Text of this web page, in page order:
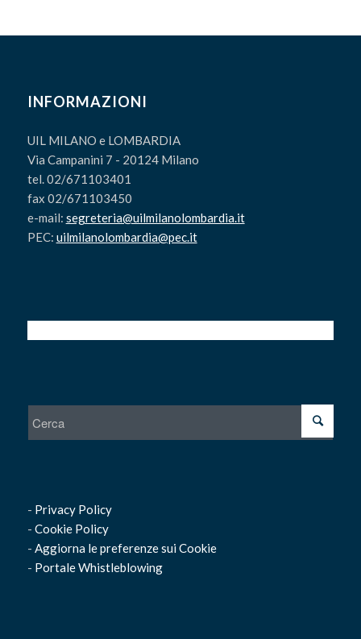
INFORMAZIONI
UIL MILANO e LOMBARDIA
Via Campanini 7 - 20124 Milano
tel. 02/671103401
fax 02/671103450
e-mail: segreteria@uilmilanolombardia.it
PEC: uilmilanolombardia@pec.it
- Privacy Policy
- Cookie Policy
- Aggiorna le preferenze sui Cookie
- Portale Whistleblowing